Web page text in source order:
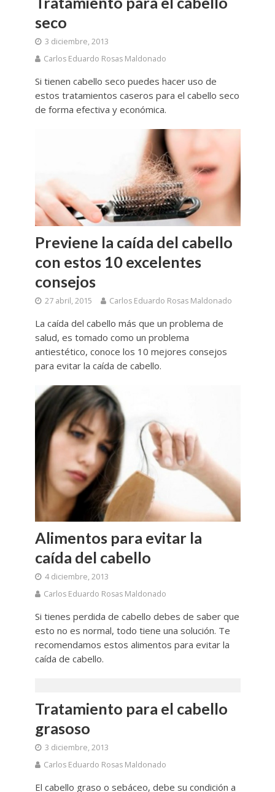
seco
3 diciembre, 2013
Carlos Eduardo Rosas Maldonado
Si tienen cabello seco puedes hacer uso de
estos tratamientos caseros para el cabello seco
de forma efectiva y económica.
Previene la caída del cabello
con estos 10 excelentes
consejos
27 abril, 2015 Carlos Eduardo Rosas Maldonado
La caída del cabello más que un problema de
salud, es tomado como un problema
antiestético, conoce los 10 mejores consejos
para evitar la caída de cabello.
Alimentos para evitar la
caída del cabello
4 diciembre, 2013
Carlos Eduardo Rosas Maldonado
Si tienes perdida de cabello debes de saber que
esto no es normal, todo tiene una solución. Te
recomendamos estos alimentos para evitar la
caída de cabello.
Tratamiento para el cabello
grasoso
3 diciembre, 2013
Carlos Eduardo Rosas Maldonado
El cabello graso o sebáceo, debe su condición a